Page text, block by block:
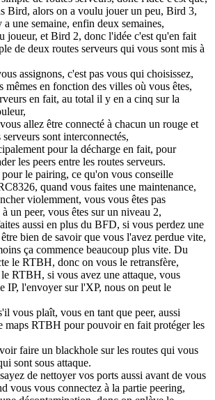
Bird, alors on a voulu jouer un peu, Bird 3,
une semaine, enfin deux semaines,
joueur, et Bird 2, donc l'idée c'est qu'en fait
de deux routes serveurs qui vous sont mis à
assignons, c'est pas vous qui choisissez,
mêmes en fonction des villes où vous êtes,
en fait, au total il y en a cinq sur la
allez être connecté à chacun un rouge et
sont interconnectés,
pour la décharge en fait, pour
les peers entre les routes serveurs.
le pairing, ce qu'on vous conseille
quand vous faites une maintenance,
violemment, vous vous êtes pas
un peer, vous êtes sur un niveau 2,
aussi en plus du BFD, si vous perdez une
bien de savoir que vous l'avez perdue vite,
ça commence beaucoup plus vite. Du
le RTBH, donc on vous le retransfère,
RTBH, si vous avez une attaque, vous
IP, l'envoyer sur l'XP, nous on peut le
vous plaît, vous en tant que peer, aussi
maps RTBH pour pouvoir en fait protéger les
faire un blackhole sur les routes qui vous
sont sous attaque.
de nettoyer vos ports aussi avant de vous
vous vous connectez à la partie peering,